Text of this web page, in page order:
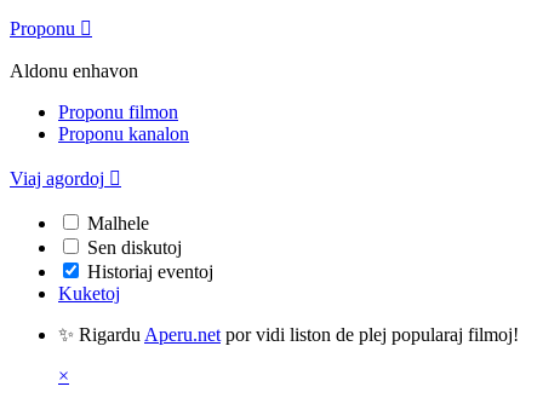
Proponu 
Aldonu enhavon
Proponu filmon
Proponu kanalon
Viaj agordoj 
Malhele
Sen diskutoj
Historiaj eventoj
Kuketoj
✨ Rigardu Aperu.net por vidi liston de plej popularaj filmoj!
×